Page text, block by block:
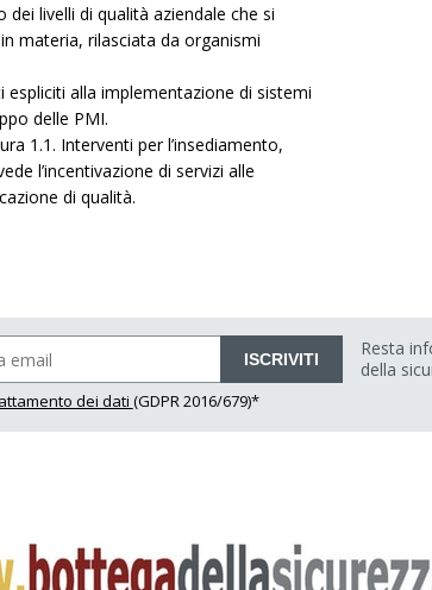
livelli di qualità aziendale che si
materia, rilasciata da organismi
alla implementazione di sistemi
delle PMI.
1.1. Interventi per l’insediamento,
l’incentivazione di servizi alle
di qualità.
ISCRIVITI
dei dati (GDPR 2016/679)*
Resta
della